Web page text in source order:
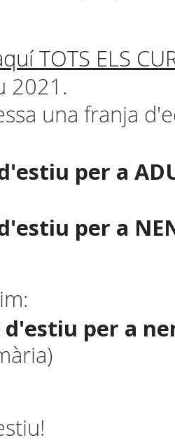
TOTS ELS
2021.
una franja
per a
per a
d'estiu per a